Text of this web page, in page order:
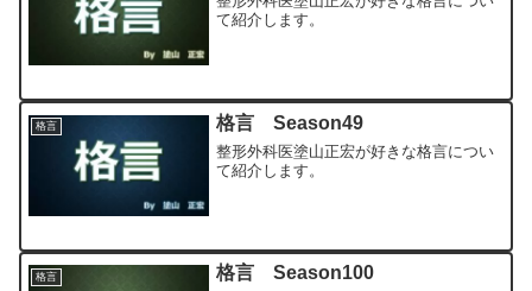
て紹介します。
格言 格言 Season49
整形外科医塗山正宏が好きな格言につい
て紹介します。
格言 格言 Season100